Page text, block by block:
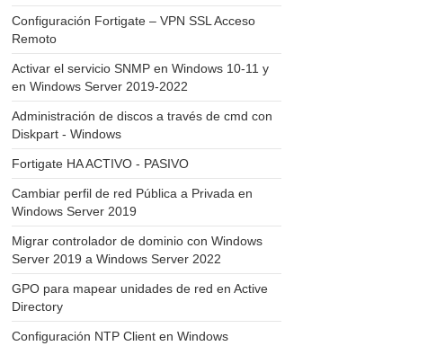
Configuración Fortigate – VPN SSL Acceso
Remoto
Activar el servicio SNMP en Windows 10-11 y
en Windows Server 2019-2022
Administración de discos a través de cmd con
Diskpart - Windows
Fortigate HA ACTIVO - PASIVO
Cambiar perfil de red Pública a Privada en
Windows Server 2019
Migrar controlador de dominio con Windows
Server 2019 a Windows Server 2022
GPO para mapear unidades de red en Active
Directory
Configuración NTP Client en Windows